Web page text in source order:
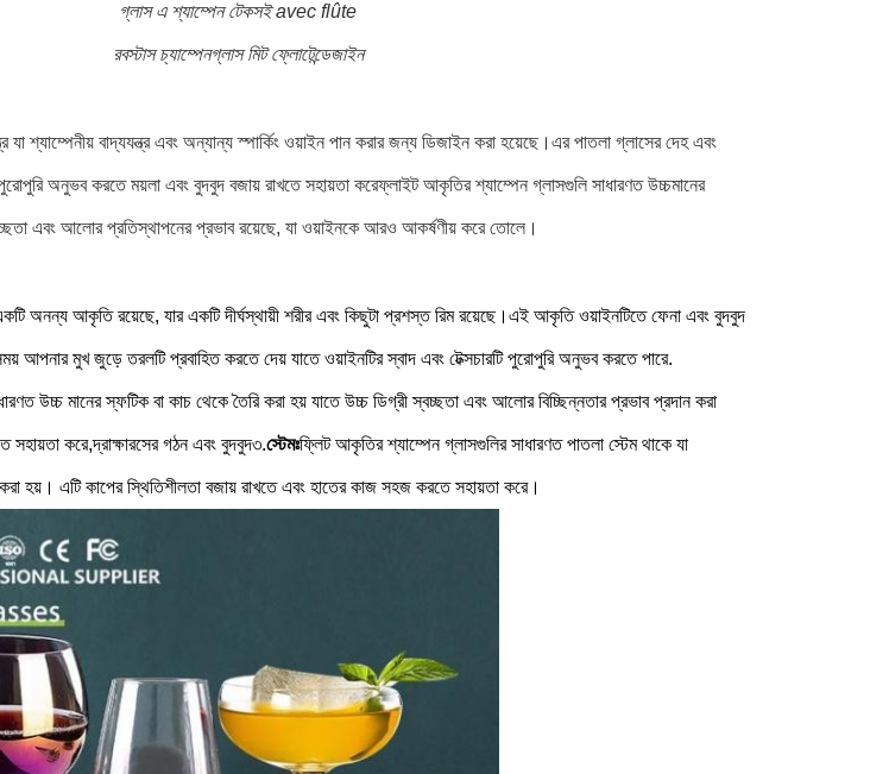
গ্লাস এ শ্যাম্পেন টেকসই avec flûte
রবস্টাস চ্যাম্পেনগ্লাস মিট ফ্লোটেন্ডেজাইন
যা শ্যাম্পেনীয় বাদ্যযন্ত্র এবং অন্যান্য স্পার্কিং ওয়াইন পান করার জন্য ডিজাইন করা হয়েছে।এর পাতলা গ্লাসের দেহ এবং
অনুভব করতে ময়লা এবং বুদবুদ বজায় রাখতে সহায়তা করেফ্লাইট আকৃতির শ্যাম্পেন গ্লাসগুলি সাধারণত উচ্চমানের
এবং আলোর প্রতিস্থাপনের প্রভাব রয়েছে, যা ওয়াইনকে আরও আকর্ষণীয় করে তোলে।
অনন্য আকৃতি রয়েছে, যার একটি দীর্ঘস্থায়ী শরীর এবং কিছুটা প্রশস্ত রিম রয়েছে।এই আকৃতি ওয়াইনটিতে ফেনা এবং বুদবুদ
আপনার মুখ জুড়ে তরলটি প্রবাহিত করতে দেয় যাতে ওয়াইনটির স্বাদ এবং টেক্সচারটি পুরোপুরি অনুভব করতে পারে.
উচ্চ মানের স্ফটিক বা কাচ থেকে তৈরি করা হয় যাতে উচ্চ ডিগ্রী স্বচ্ছতা এবং আলোর বিচ্ছিন্নতার প্রভাব প্রদান করা
করে,দ্রাক্ষারসের গঠন এবং বুদবুদ৩.স্টেমঃফ্লিট আকৃতির শ্যাম্পেন গ্লাসগুলির সাধারণত পাতলা স্টেম থাকে যা
হয়। এটি কাপের স্থিতিশীলতা বজায় রাখতে এবং হাতের কাজ সহজ করতে সহায়তা করে।